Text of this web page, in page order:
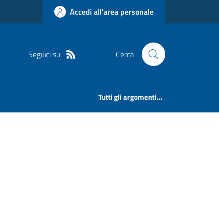
Accedi all'area personale
Seguici su Cerca
Tutti gli argomenti...